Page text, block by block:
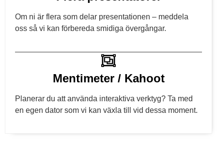
Om ni är flera som delar presentationen – meddela
oss så vi kan förbereda smidiga övergångar.
Mentimeter / Kahoot
Planerar du att använda interaktiva verktyg? Ta med
en egen dator som vi kan växla till vid dessa moment.